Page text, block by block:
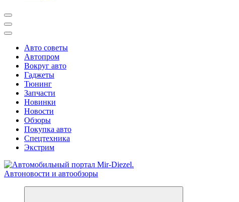
Авто советы
Автопром
Вокруг авто
Гаджеты
Тюнинг
Запчасти
Новинки
Новости
Обзоры
Покупка авто
Спецтехника
Экстрим
Справочник автомобилиста. Обзор новинок популярных